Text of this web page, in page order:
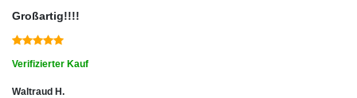
Großartig!!!!
Verifizierter Kauf
Waltraud H.